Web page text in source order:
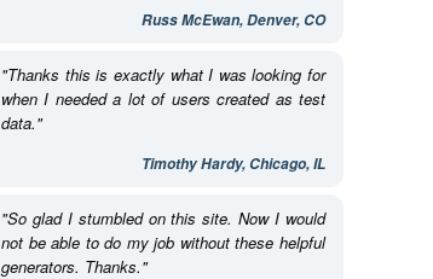
Russ McEwan, Denver, CO
"Thanks this is exactly what I was looking for
when I needed a lot of users created as test
data."
Timothy Hardy, Chicago, IL
"So glad I stumbled on this site. Now I would
not be able to do my job without these helpful
generators. Thanks."